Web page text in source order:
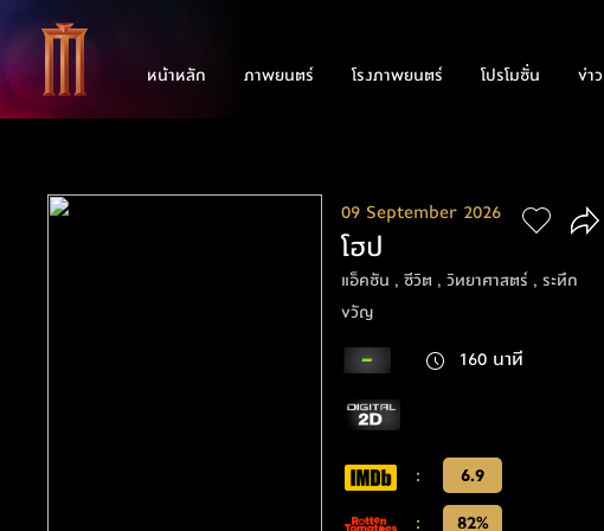
หน้าหลัก ภาพยนตร์ โรงภาพยนตร์ โปรโมชั่น ข่าว
09 September 2026
โฮป
แอ็คชัน , ชีวิต , วิทยาศาสตร์ , ระทึก
ขวัญ
160 นาที
:
6.9
:
82%